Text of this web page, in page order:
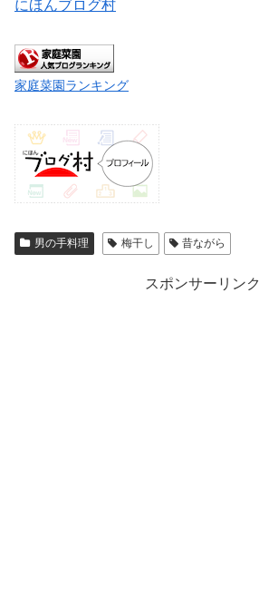
にほんブログ村
家庭菜園ランキング
男の手料理 梅干し 昔ながら
スポンサーリンク